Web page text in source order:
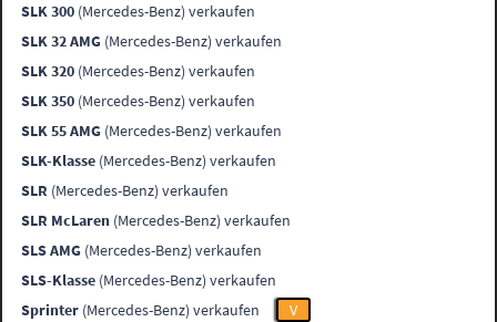
SLK 300 (Mercedes-Benz) verkaufen
SLK 32 AMG (Mercedes-Benz) verkaufen
SLK 320 (Mercedes-Benz) verkaufen
SLK 350 (Mercedes-Benz) verkaufen
SLK 55 AMG (Mercedes-Benz) verkaufen
SLK-Klasse (Mercedes-Benz) verkaufen
SLR (Mercedes-Benz) verkaufen
SLR McLaren (Mercedes-Benz) verkaufen
SLS AMG (Mercedes-Benz) verkaufen
SLS-Klasse (Mercedes-Benz) verkaufen
Sprinter (Mercedes-Benz) verkaufen
V